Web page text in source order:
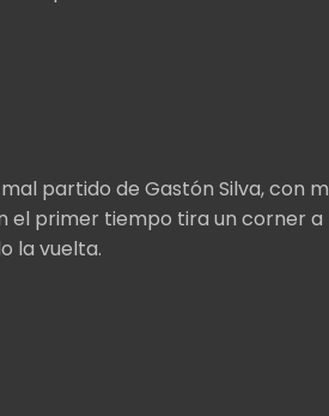
partido de Gastón Silva, con
el primer tiempo tira un corner
la vuelta.